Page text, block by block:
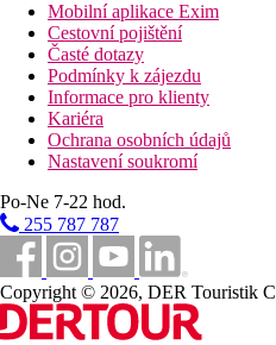
Centrum města
200 m
Autobusová stanice
500 m
Nákupy
14 km
Jezero
Bazény
Lehátka u bazénu
Slunečníky u bazénu
Mobilní aplikace Exim
Cestovní pojištění
Časté dotazy
Podmínky k zájezdu
Informace pro klienty
Kariéra
Ochrana osobních údajů
Nastavení soukromí
Po-Ne 7-22 hod.
255 787 787
Copyright © 2026, DER Touristik